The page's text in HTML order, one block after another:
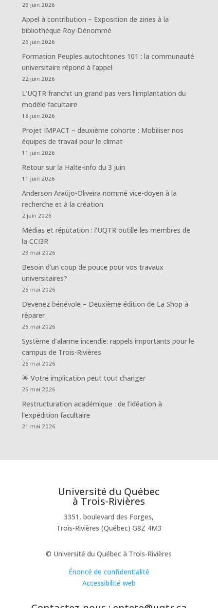
29 juin 2026
Appel à contribution – Exposition de zines à la
bibliothèque Roy-Dénommé
26 juin 2026
Formation Peuples autochtones 101 : la communauté
universitaire répond à l’appel
22 juin 2026
L’UQTR franchit un grand pas vers l’implantation du
modèle facultaire
18 juin 2026
Projet IMPACT – deuxième cohorte : Mobiliser nos
équipes de travail pour le climat
11 juin 2026
Retour sur la Halte-info du 3 juin
11 juin 2026
Anderson Araújo-Oliveira nommé vice-doyen à la
recherche et à la création
2 juin 2026
Médias et réputation : l’UQTR outille les membres de
la CCI3R
29 mai 2026
Besoin d’un coup de pouce pour vos travaux
universitaires?
26 mai 2026
Devenez bénévole – Deuxième édition de La Shop à
réparer
26 mai 2026
Système d’alarme incendie: rappels importants pour le
campus de Trois-Rivières
26 mai 2026
🌟 Votre implication peut tout changer
25 mai 2026
Restructuration académique : de l’idéation à
l’expédition facultaire
21 mai 2026
Université du Québec
à Trois-Rivières
3351, boulevard des Forges,
Trois-Rivières (Québec) G8Z 4M3
© Université du Québec à Trois-Rivières
Énoncé de confidentialité
Accessibilité web